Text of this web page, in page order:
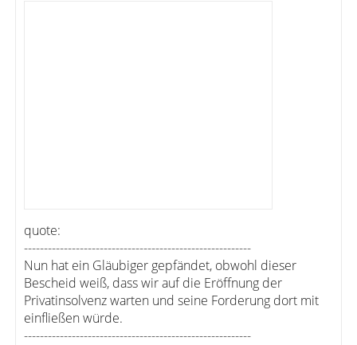
quote:
---------------------------------------------------------
Nun hat ein Gläubiger gepfändet, obwohl dieser
Bescheid weiß, dass wir auf die Eröffnung der
Privatinsolvenz warten und seine Forderung dort mit
einfließen würde.
---------------------------------------------------------